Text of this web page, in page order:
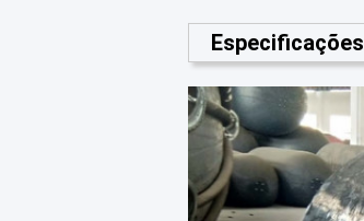
Especificações